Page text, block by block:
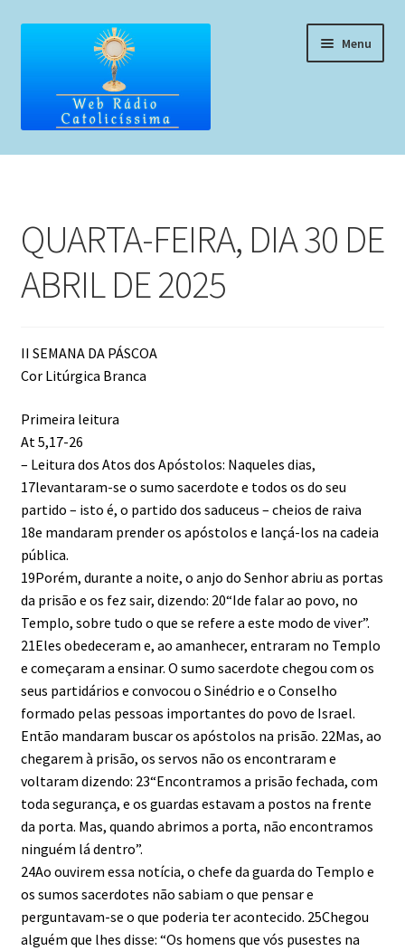
conteúdo
Menu
Home
Liturgia Diária
Horários de missas
Pedidos de oração, testemunho ou música
QUARTA-FEIRA, DIA 30 DE
ABRIL DE 2025
II SEMANA DA PÁSCOA
Cor Litúrgica Branca
Primeira leitura
At 5,17-26
– Leitura dos Atos dos Apóstolos: Naqueles dias,
17levantaram-se o sumo sacerdote e todos os do seu
partido – isto é, o partido dos saduceus – cheios de raiva
18e mandaram prender os apóstolos e lançá-los na cadeia
pública.
19Porém, durante a noite, o anjo do Senhor abriu as portas
da prisão e os fez sair, dizendo: 20“Ide falar ao povo, no
Templo, sobre tudo o que se refere a este modo de viver”.
21Eles obedeceram e, ao amanhecer, entraram no Templo
e começaram a ensinar. O sumo sacerdote chegou com os
seus partidários e convocou o Sinédrio e o Conselho
formado pelas pessoas importantes do povo de Israel.
Então mandaram buscar os apóstolos na prisão. 22Mas, ao
chegarem à prisão, os servos não os encontraram e
voltaram dizendo: 23“Encontramos a prisão fechada, com
toda segurança, e os guardas estavam a postos na frente
da porta. Mas, quando abrimos a porta, não encontramos
ninguém lá dentro”.
24Ao ouvirem essa notícia, o chefe da guarda do Templo e
os sumos sacerdotes não sabiam o que pensar e
perguntavam-se o que poderia ter acontecido. 25Chegou
alguém que lhes disse: “Os homens que vós pusestes na